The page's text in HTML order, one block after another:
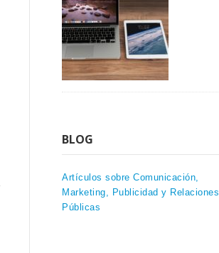
BLOG
Artículos sobre Comunicación,
Marketing, Publicidad y Relaciones
Públicas